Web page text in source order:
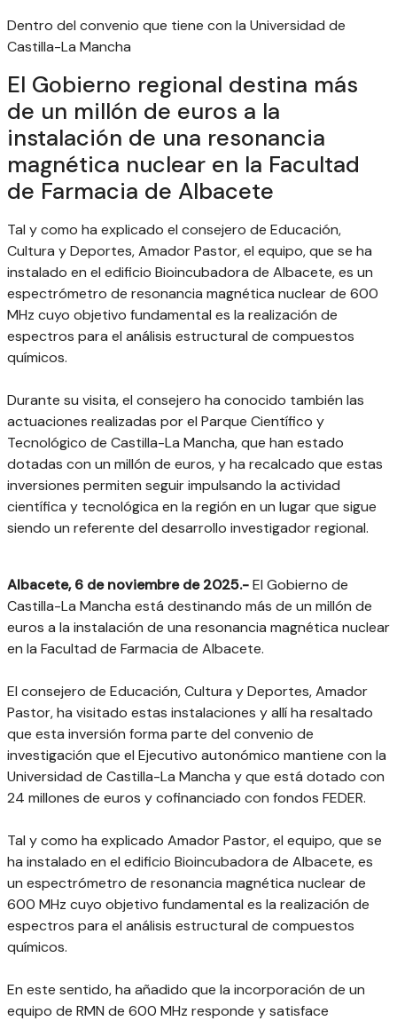
Dentro del convenio que tiene con la Universidad de
Castilla-La Mancha
El Gobierno regional destina más
de un millón de euros a la
instalación de una resonancia
magnética nuclear en la Facultad
de Farmacia de Albacete
Tal y como ha explicado el consejero de Educación,
Cultura y Deportes, Amador Pastor, el equipo, que se ha
instalado en el edificio Bioincubadora de Albacete, es un
espectrómetro de resonancia magnética nuclear de 600
MHz cuyo objetivo fundamental es la realización de
espectros para el análisis estructural de compuestos
químicos.
Durante su visita, el consejero ha conocido también las
actuaciones realizadas por el Parque Científico y
Tecnológico de Castilla-La Mancha, que han estado
dotadas con un millón de euros, y ha recalcado que estas
inversiones permiten seguir impulsando la actividad
científica y tecnológica en la región en un lugar que sigue
siendo un referente del desarrollo investigador regional.
Albacete, 6 de noviembre de 2025.-El Gobierno de
Castilla-La Mancha está destinando más de un millón de
euros a la instalación de una resonancia magnética nuclear
en la Facultad de Farmacia de Albacete.
El consejero de Educación, Cultura y Deportes, Amador
Pastor, ha visitado estas instalaciones y allí ha resaltado
que esta inversión forma parte del convenio de
investigación que el Ejecutivo autonómico mantiene con la
Universidad de Castilla-La Mancha y que está dotado con
24 millones de euros y cofinanciado con fondos FEDER.
Tal y como ha explicado Amador Pastor, el equipo, que se
ha instalado en el edificio Bioincubadora de Albacete, es
un espectrómetro de resonancia magnética nuclear de
600 MHz cuyo objetivo fundamental es la realización de
espectros para el análisis estructural de compuestos
químicos.
En este sentido, ha añadido que la incorporación de un
equipo de RMN de 600 MHz responde y satisface